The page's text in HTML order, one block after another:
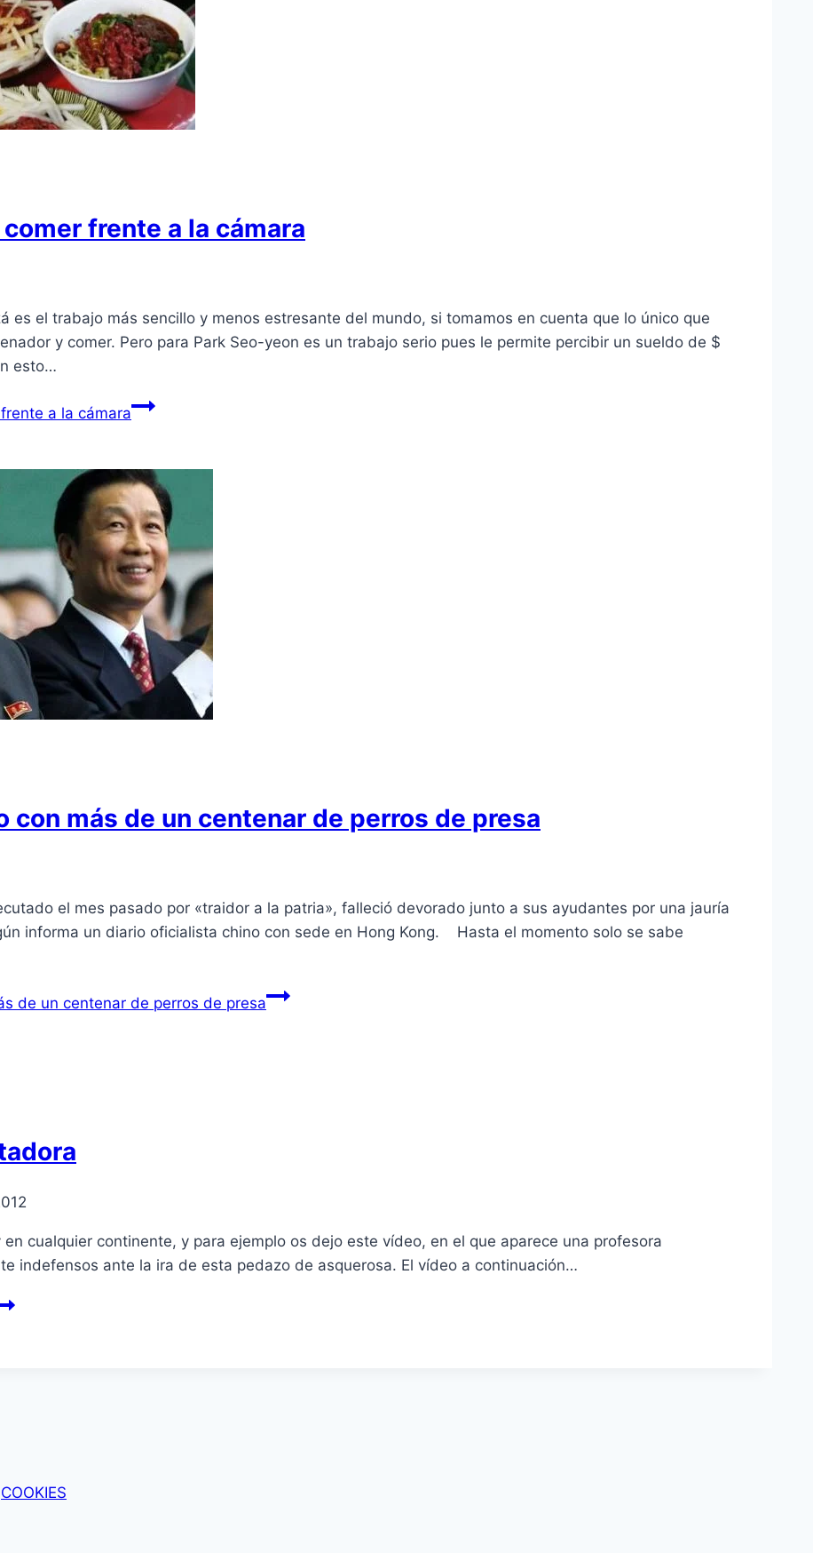
frente a la cámara
es el trabajo más sencillo y menos estresante del mundo, si tomamos en cuenta que lo único que
y comer. Pero para Park Seo-yeon es un trabajo serio pues le permite percibir un sueldo de $
esto…
a la cámara
con más de un centenar de perros de presa
el mes pasado por «traidor a la patria», falleció devorado junto a sus ayudantes por una jauría
informa un diario oficialista chino con sede en Hong Kong. Hasta el momento solo se sabe
de un centenar de perros de presa
cualquier continente, y para ejemplo os dejo este ví­deo, en el que aparece una profesora
indefensos ante la ira de esta pedazo de asquerosa. El ví­deo a continuación…
COOKIES